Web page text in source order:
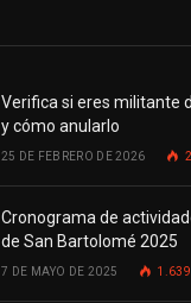
Verifica si eres militante
y cómo anularlo
25 DE FEBRERO DE 2026
Cronograma de
de San Bartolomé 2025
7 DE MAYO DE 2025 1.639